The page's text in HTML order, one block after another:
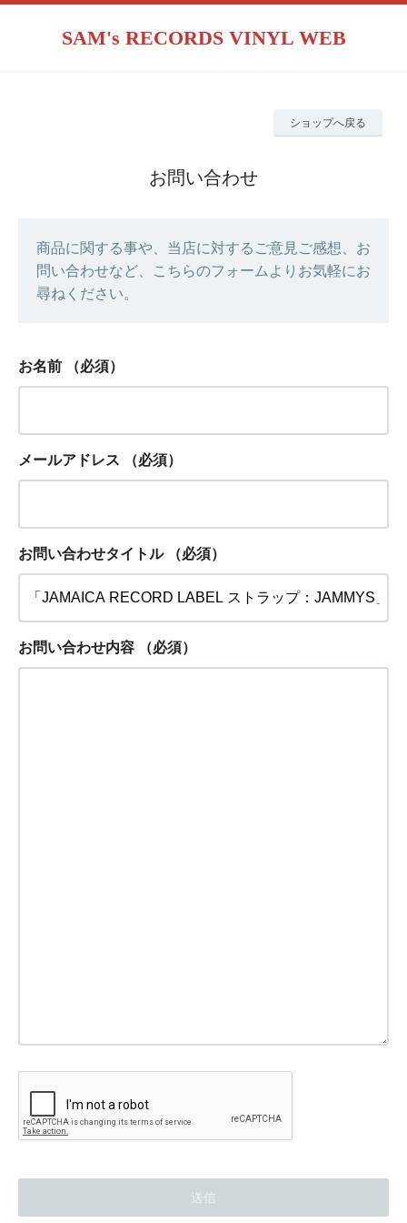
SAM's RECORDS VINYL WEB
ショップへ戻る
お問い合わせ
商品に関する事や、当店に対するご意見ご感想、お
問い合わせなど、こちらのフォームよりお気軽にお
尋ねください。
お名前 （必須）
メールアドレス （必須）
お問い合わせタイトル （必須）
お問い合わせ内容 （必須）